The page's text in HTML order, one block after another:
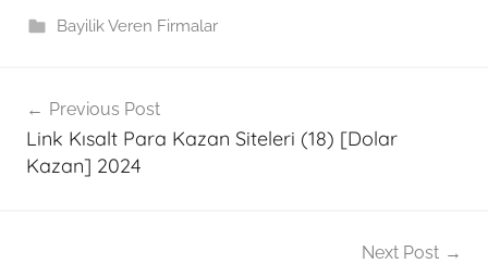
Bayilik Veren Firmalar
navigation
Previous Post
Link Kısalt Para Kazan Siteleri (18) [Dolar
Kazan] 2024
Next Post